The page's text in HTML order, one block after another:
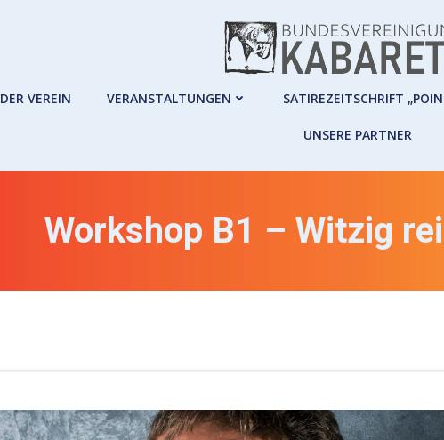
DER VEREIN VERANSTALTUNGEN SATIREZEITSCHRIFT
UNSERE PARTNER
Workshop B1 – Witzig